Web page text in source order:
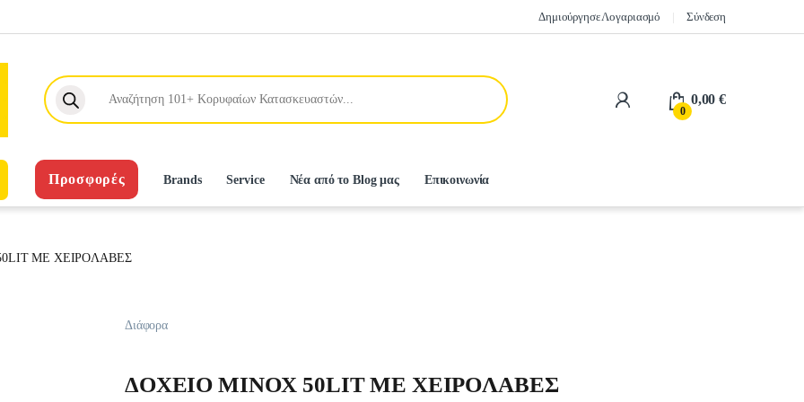
Δημιούργησε Λογαριασμό Σύνδεση
Products search
0
0,00€
Προσφορές Brands Service Νέα από το Blog μας Επικοινωνία
ME XEIPOΛABEΣ
Διάφορα
ΔOXEIO MINOX 50LIT ME XEIPOΛABEΣ